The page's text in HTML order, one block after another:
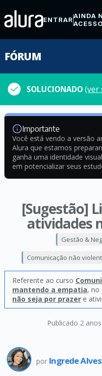
ENTRARAINDA
FÓRUM
SOLUCIONADO(ver
Importante
Você está vendo a versão
Alura que estamos
ganha uma identidade
em potencializar seus
[Sugestão]
atividades
Publicado 2
Gestão &
Comunicação não
Referente ao curso
mantendo a empatia, no
não seja por prazere
por Ingrede